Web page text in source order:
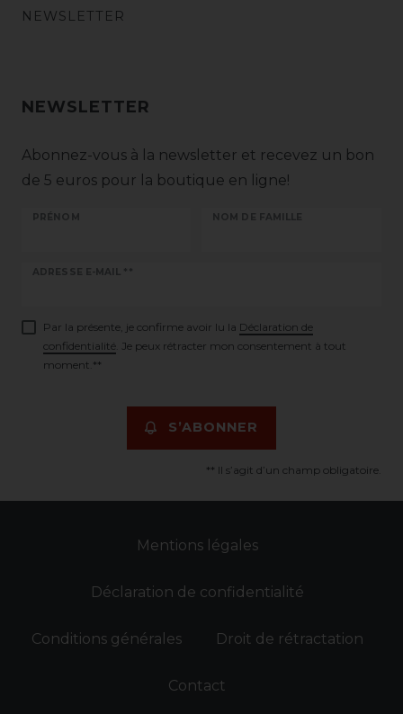
NEWSLETTER
NEWSLETTER
Abonnez-vous à la newsletter et recevez un bon
de 5 euros pour la boutique en ligne!
PRÉNOM NOM DE FAMILLE
ADRESSE E-MAIL **
Ceres::Template.newsletterHoneypotLabel
Par la présente, je confirme avoir lu la Déclaration de
confidentialité . Je peux rétracter mon consentement à tout
moment.**
S’ABONNER
** Il s’agit d’un champ obligatoire.
Mentions légales
Déclaration de confidentialité
Conditions générales Droit de rétractation
Contact